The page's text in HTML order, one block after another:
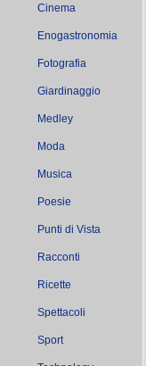
Cinema
Enogastronomia
Fotografia
Giardinaggio
Medley
Moda
Musica
Poesie
Punti di Vista
Racconti
Ricette
Spettacoli
Sport